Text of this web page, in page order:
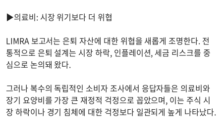
▶의료비: 시장 위기보다 더 위협
LIMRA 보고서는 은퇴 자산에 대한 위협을 새롭게 조명한다. 전
통적으로 은퇴 설계는 시장 하락, 인플레이션, 세금 리스크를 중
심으로 논의돼 왔다.
그러나 복수의 독립적인 소비자 조사에서 응답자들은 의료비와
장기 요양비를 가장 큰 재정적 걱정으로 꼽았으며, 이는 주식 시
장 하락이나 경기 침체에 대한 걱정보다 일관되게 높게 나타났다.